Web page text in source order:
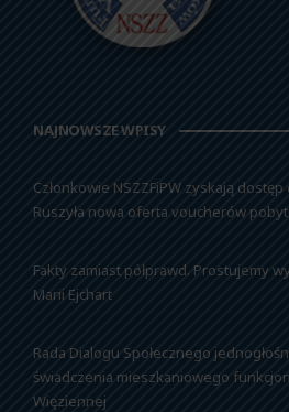
NAJNOWSZE WPISY
Członkowie NSZZFiPW zyskają
Ruszyła nowa oferta voucherów
Fakty zamiast półprawd. Prostujemy
Marii Ejchart
Rada Dialogu Społecznego
świadczenia mieszkaniowego
Więziennej